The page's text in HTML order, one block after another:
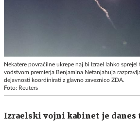
Nekatere povračilne ukrepe naj bi Izrael lahko
vodstvom premierja Benjamina Netanjahuja
dejavnosti koordinirati z glavno zaveznico ZDA.
Foto: Reuters
Izraelski vojni kabinet je danes